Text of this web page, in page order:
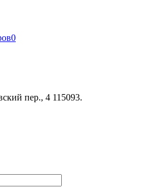
0
пер., 4 115093.